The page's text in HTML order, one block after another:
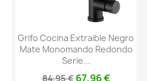
Grifo Cocina Extraible Negro
Mate Monomando Redondo
Serie...
84,95 € 67,96 €